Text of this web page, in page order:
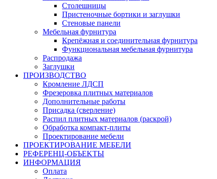
Столешницы
Пристеночные бортики и заглушки
Стеновые панели
Мебельная фурнитура
Крепёжная и соединительная фурнитура
Функциональная мебельная фурнитура
Распродажа
Заглушки
ПРОИЗВОДСТВО
Кромление ЛДСП
Фрезеровка плитных материалов
Дополнительные работы
Присадка (сверление)
Распил плитных материалов (раскрой)
Обработка компакт-плиты
Проектирование мебели
ПРОЕКТИРОВАНИЕ МЕБЕЛИ
РЕФЕРЕНЦ-ОБЪЕKТЫ
ИНФОРМАЦИЯ
Оплата